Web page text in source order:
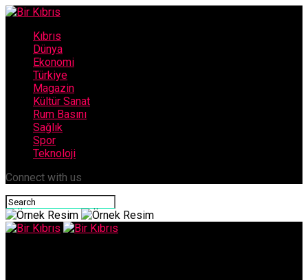
Kıbrıs
Dünya
Ekonomi
Türkiye
Magazin
Kültür Sanat
Rum Basını
Sağlık
Spor
Teknoloji
Connect with us